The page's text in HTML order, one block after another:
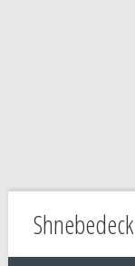
Shnebedeck